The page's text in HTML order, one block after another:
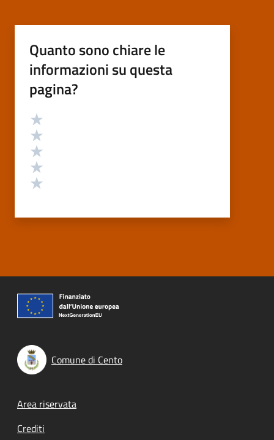
Quanto sono chiare le
informazioni su questa
pagina?
Valutazione
Comune di Cento
Footer menu
Area riservata
Crediti